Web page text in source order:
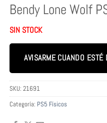
Bendy Lone Wolf
SIN STOCK
AVISARME CUANDO
SKU: 21691
Categoría: PS5 Físicos